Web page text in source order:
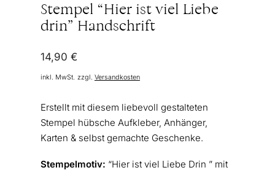
Stempel “Hier ist viel Liebe
drin” Handschrift
14,90 €
inkl. MwSt. zzgl. Versandkosten
Erstellt mit diesem liebevoll gestalteten
Stempel hübsche Aufkleber, Anhänger,
Karten & selbst gemachte Geschenke.
Stempelmotiv: “Hier ist viel Liebe Drin ” mit